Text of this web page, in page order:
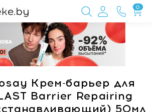
0
Крем-барьер для
Barrier Repairing
50мл